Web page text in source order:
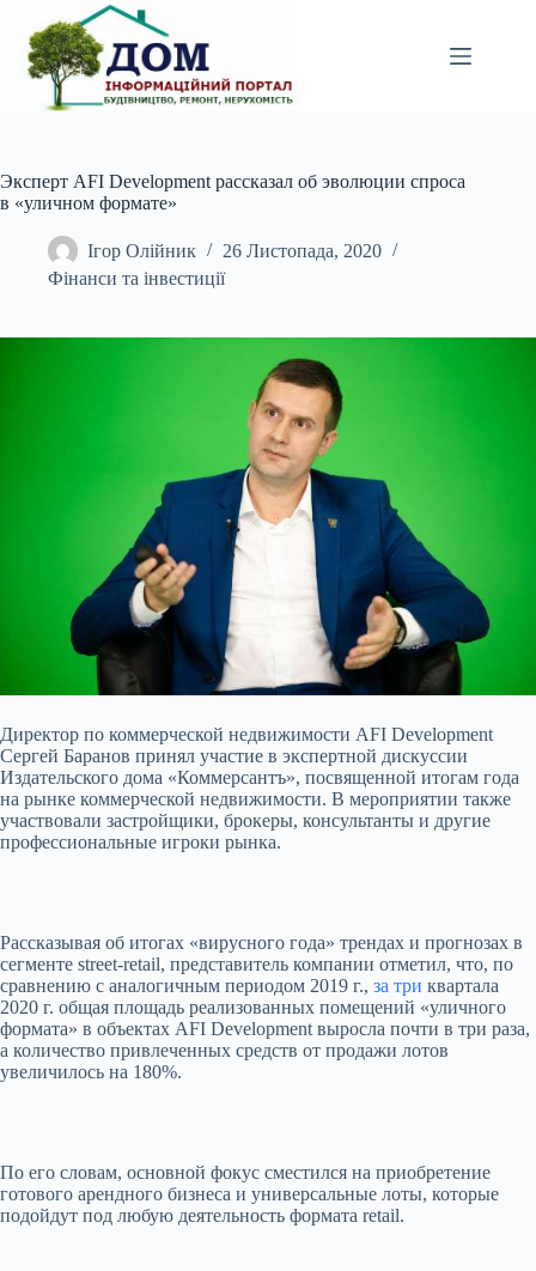
вмісту
Эксперт AFI Development рассказал об эволюции спроса
в «уличном формате»
Ігор Олійник
26 Листопада, 2020
Фінанси та інвестиції
Директор по коммерческой недвижимости AFI Development
Сергей Баранов принял участие в экспертной дискуссии
Издательского дома «Коммерсантъ», посвященной итогам года
на рынке коммерческой недвижимости. В мероприятии также
участвовали застройщики, брокеры, консультанты и другие
профессиональные игроки рынка.
Рассказывая об итогах «вирусного года» трендах и прогнозах в
сегменте street-retail, представитель компании отметил, что, по
сравнению с аналогичным периодом 2019 г., за три квартала
2020 г. общая площадь реализованных помещений «уличного
формата» в объектах AFI Development выросла почти в три раза,
а количество привлеченных средств от продажи лотов
увеличилось на 180%.
По его словам, основной фокус сместился на приобретение
готового арендного бизнеса и универсальные лоты, которые
подойдут под любую деятельность формата retail.